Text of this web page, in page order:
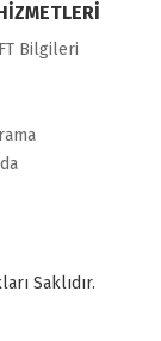
Bilgileri
Saklıdır.